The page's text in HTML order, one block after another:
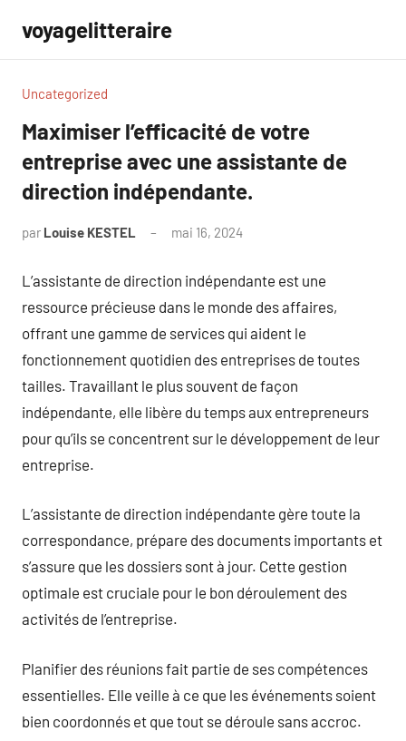
contenu
voyagelitteraire
Uncategorized
Maximiser l’efficacité de votre
entreprise avec une assistante de
direction indépendante.
par Louise KESTEL mai 16, 2024
L’assistante de direction indépendante est une
ressource précieuse dans le monde des affaires,
offrant une gamme de services qui aident le
fonctionnement quotidien des entreprises de toutes
tailles. Travaillant le plus souvent de façon
indépendante, elle libère du temps aux entrepreneurs
pour qu’ils se concentrent sur le développement de leur
entreprise.
L’assistante de direction indépendante gère toute la
correspondance, prépare des documents importants et
s’assure que les dossiers sont à jour. Cette gestion
optimale est cruciale pour le bon déroulement des
activités de l’entreprise.
Planifier des réunions fait partie de ses compétences
essentielles. Elle veille à ce que les événements soient
bien coordonnés et que tout se déroule sans accroc.